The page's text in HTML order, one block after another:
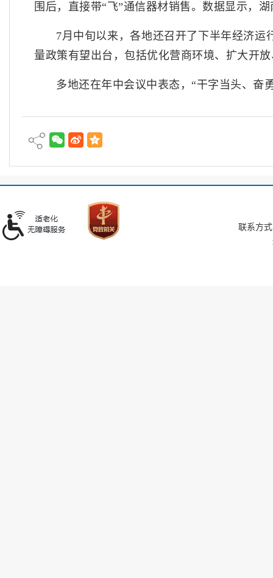
围后，直接带“飞”通信器材销售。数据显示，
7月中旬以来，各地还召开了下半年经济
量政策有望出台，包括优化营商环境、扩大开
多地还在年中会议中表态，“干字当头、奋
联系方